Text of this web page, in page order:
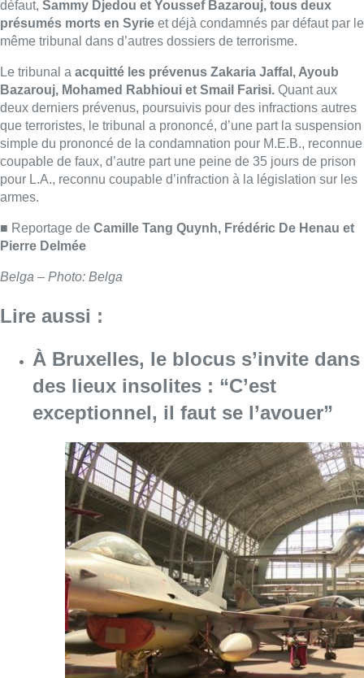
■ Reportage deCamille Tang Quynh, Frédéric De Henau et
Pierre Delmée
Lire aussi :
À Bruxelles, le blocus s’invite dans
des lieux insolites : “C’est
exceptionnel, il faut se l’avouer”
06 août 2026Consulter l'article "À Bruxelles, le blocus
Saint-Géry : un ancien bras de la
Senne et une ancienne brasserie
classés au patrimoine bruxellois